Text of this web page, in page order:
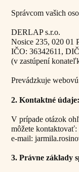
Správcom vašich
DERLAP s.r.o.
Nosice 235, 020 01
IČO: 36342611,
(v zastúpení
Prevádzkuje
2. Kontaktné údaje:
V prípade otázok
môžete kontaktovať:
e-mail:
3. Právne základy